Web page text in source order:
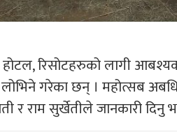
रिसोटहरुको लागी
गरेका छन् । महोत्सब
र राम सुर्खेतीले जानकारी दिनु